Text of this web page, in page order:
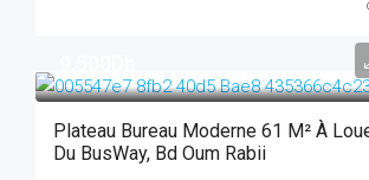
Plateau Bureau Moderne 61 M² À
Du BusWay, Bd Oum Rabii